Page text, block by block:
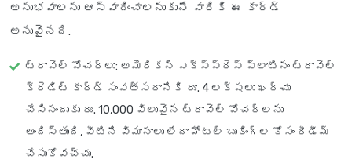
అనుభవాలను ఆస్వాదించాలనుకునే వారికి ఈ కార్డ్
అనువైనది.
ట్రావెల్ వోచర్లు: అమెరికన్ ఎక్స్‌ప్రెస్ ప్లాటినం ట్రావెల్
క్రెడిట్ కార్డ్ సంవత్సరానికి రూ. 4 లక్షలు ఖర్చు
చేసినందుకు రూ. 10,000 విలువైన ట్రావెల్ వోచర్‌లను
అందిస్తుంది, వీటిని విమానాలు లేదా హోటల్ బుకింగ్‌ల కోసం రీడీమ్
చేసుకోవచ్చు.